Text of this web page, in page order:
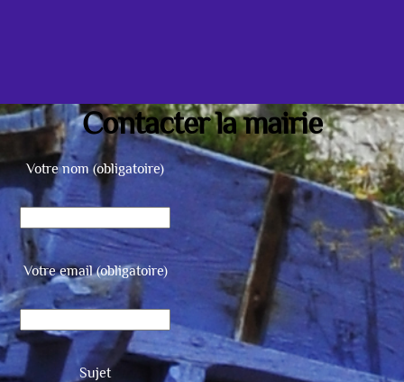
Contacter la mairie
Votre nom (obligatoire)
Votre email (obligatoire)
Sujet